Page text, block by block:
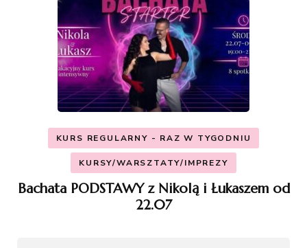
KURS REGULARNY - RAZ W TYGODNIU
KURSY/WARSZTATY/IMPREZY
Bachata PODSTAWY z Nikolą i Łukaszem od
22.07